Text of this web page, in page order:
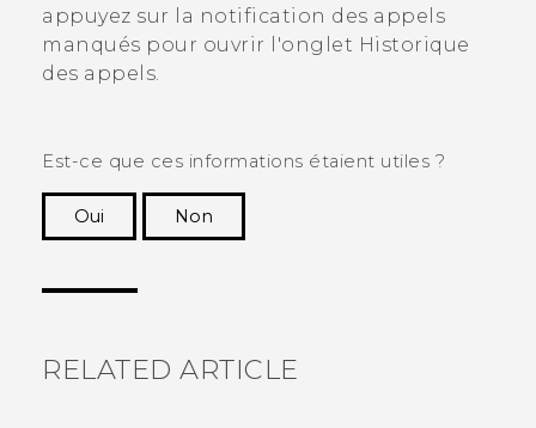
appuyez sur la notification des appels
manqués pour ouvrir l'onglet Historique
des appels
Est-ce que ces informations étaient utiles ?
Oui
Non
RELATED ARTICLE